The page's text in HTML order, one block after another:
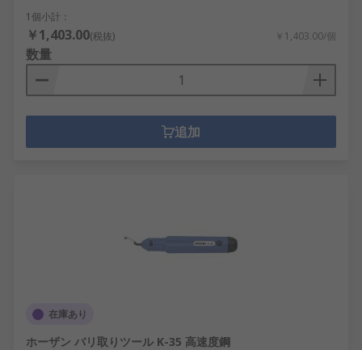
1個小計：
￥1,403.00(税抜) ￥1,403.00/個
数量
追加
在庫あり
ホーザン バリ取りツール K-35 高速度鋼